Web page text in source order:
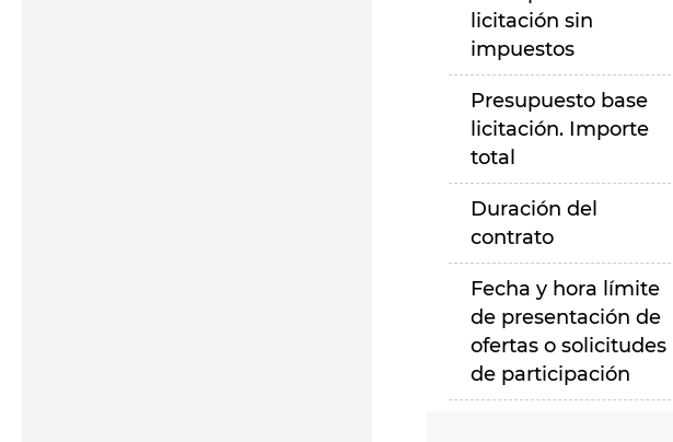
licitación sin
impuestos
Presupuesto base
licitación. Importe
total
Duración del
contrato
Fecha y hora límite
de presentación de
ofertas o solicitudes
de participación